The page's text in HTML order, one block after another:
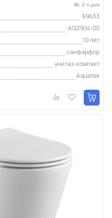
2-4 дня
69633
AQ2904-00
10 лет
санфарфор
унитаз-компакт
Aquatek